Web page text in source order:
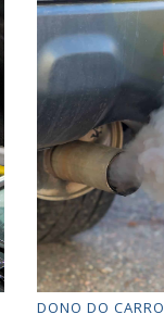
DONO DO CARRO